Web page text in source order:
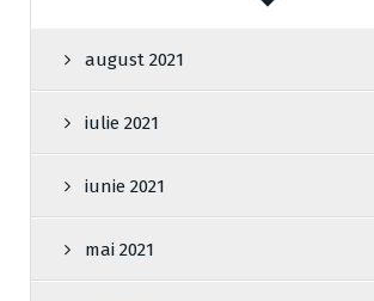
august 2021
iulie 2021
iunie 2021
mai 2021